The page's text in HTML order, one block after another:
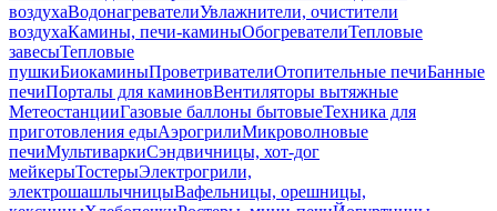
воздухаВодонагревателиУвлажнители, очистители
воздухаКамины, печи-каминыОбогревателиТепловые
завесыТепловые
пушкиБиокаминыПроветривателиОтопительные печиБанные
печиПорталы для каминовВентиляторы вытяжные
МетеостанцииГазовые баллоны бытовыеТехника для
приготовления едыАэрогрилиМикроволновые
печиМультиваркиСэндвичницы, хот-дог
мейкерыТостерыЭлектрогрили,
электрошашлычницыВафельницы, орешницы,